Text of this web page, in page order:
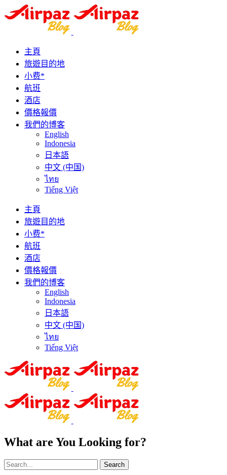
主頁
旅遊目的地
小费*
航班
酒店
價格報價
我們的博客
English
Indonesia
日本語
中文 (中国)
ไทย
Tiếng Việt
主頁
旅遊目的地
小费*
航班
酒店
價格報價
我們的博客
English
Indonesia
日本語
中文 (中国)
ไทย
Tiếng Việt
What are You Looking for?
Search